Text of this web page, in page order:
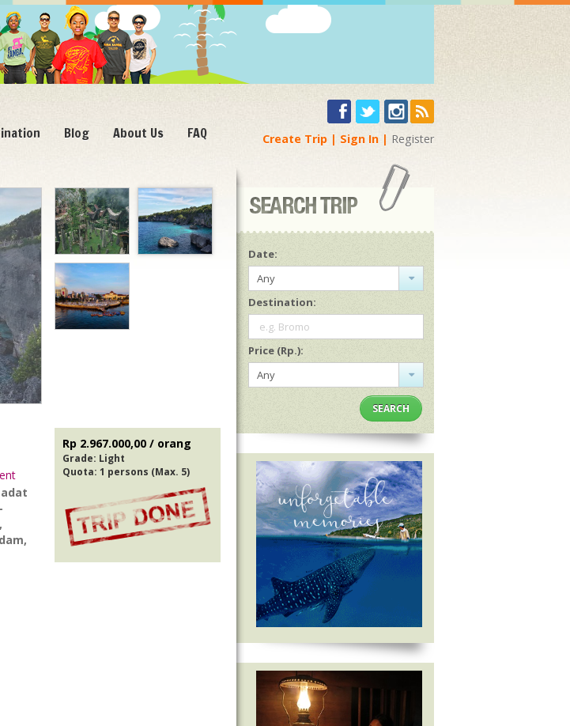
Blog About Us FAQ Create Trip Sign In Register
,
,
Rp 2.967.000,00 / orang
Grade: Light
Quota: 1 persons (Max. 5)
Date:
Any
Destination:
e.g. Bromo
Price (Rp.):
Any
SEARCH